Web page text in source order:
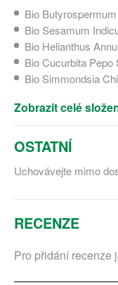
Bio
Bio Sesamum
Bio Helianthus
Bio Cucurbita Pepo
Bio Simmondsia
Zobrazit celé
OSTATNÍ
Uchovávejte mimo
RECENZE
Pro přidání recenze